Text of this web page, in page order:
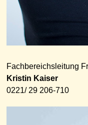
Fachbereichsleitung
Kristin Kaiser
0221/ 29 206-710